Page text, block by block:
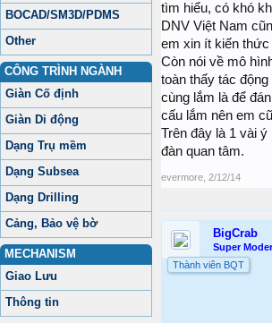
BOCAD/SM3D/PDMS
Other
CÔNG TRÌNH NGÀNH
Giàn Cố định
Giàn Di động
Dạng Trụ mềm
Dạng Subsea
Dạng Drilling
Cảng, Bảo vệ bờ
MECHANISM
Giao Lưu
Thông tin
tìm hiểu, có khó
DNV Việt Nam
em xin ít kiến thức
Còn nói về mô
toàn thấy tác
cùng lắm là để
cấu lắm nên em
Trên đây là 1 vài
đàn quan tâm.
evermore 2/12/14
BigCrab
Super
Thành viên BQT